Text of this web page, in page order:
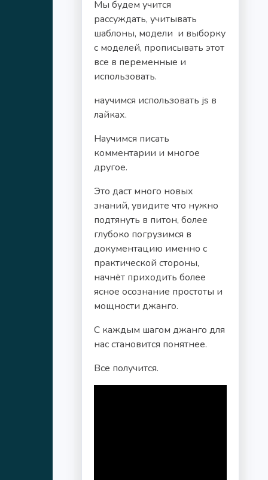
Мы будем учится
рассуждать, учитывать
шаблоны, модели и выборку
с моделей, прописывать этот
все в переменные и
использовать.
научимся использовать js в
лайках.
Научимся писать
комментарии и многое
другое.
Это даст много новых
знаний, увидите что нужно
подтянуть в питон, более
глубоко погрузимся в
документацию именно с
практической стороны,
начнёт приходить более
ясное осознание простоты и
мощности джанго.
С каждым шагом джанго для
нас становится понятнее.
Все получится.